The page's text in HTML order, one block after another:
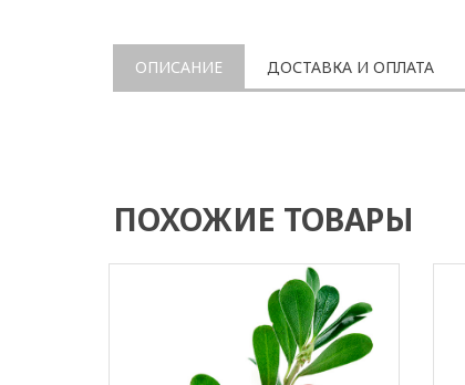
ОПИСАНИЕ ДОСТАВКА И ОПЛАТА
ПОХОЖИЕ ТОВАРЫ